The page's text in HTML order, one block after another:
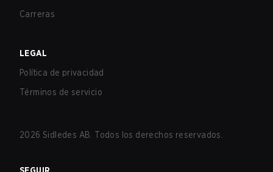
Carreras
LEGAL
Política de privacidad
Términos de servicio
2026 Sidledes AB. Todos los derechos reservados.